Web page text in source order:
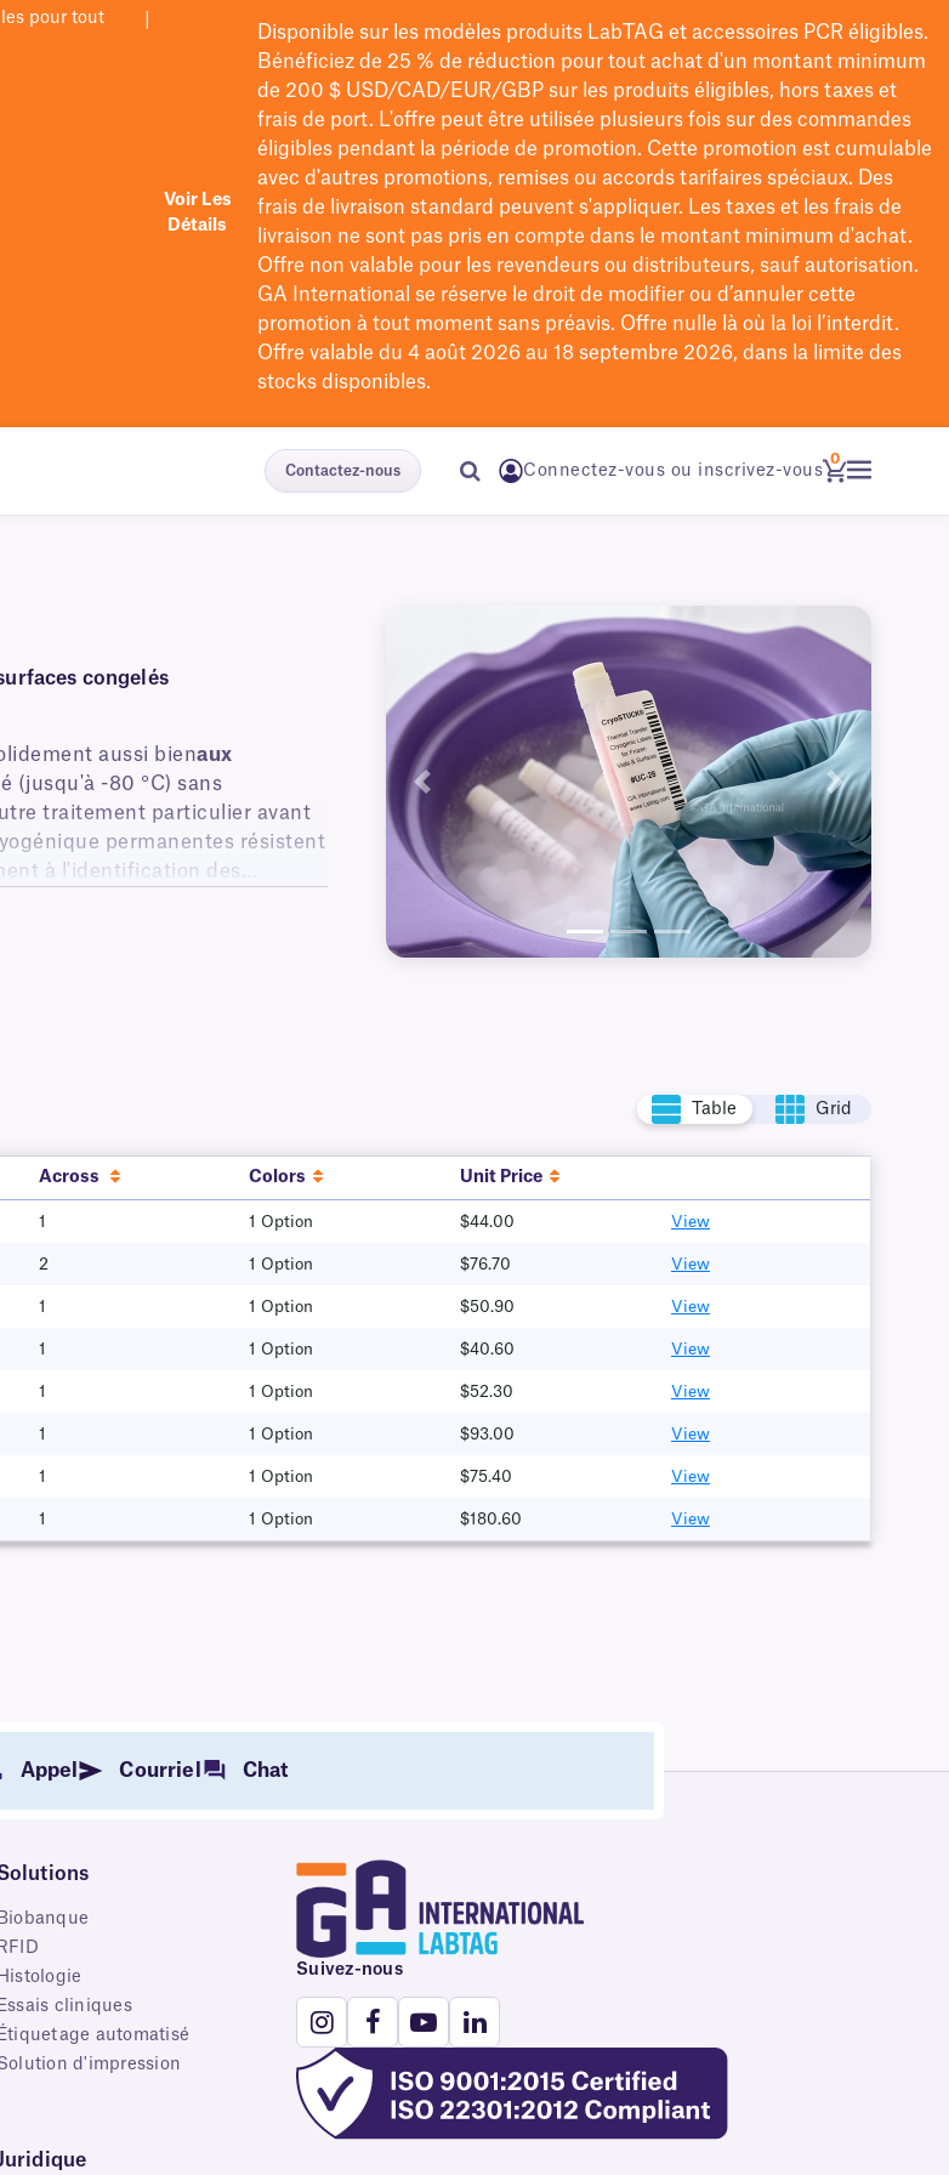
pour tout
Voir Les
Détails
Disponible sur les modèles produits LabTAG et accessoires PCR éligibles.
Bénéficiez de 25 % de réduction pour tout achat d'un montant minimum
de 200 $USD/CAD/EUR/GBPsur les produits éligibles, hors taxes et
frais de port. L'offre peut être utilisée plusieurs fois sur des commandes
éligibles pendant la période de promotion. Cette promotion est cumulable
avec d'autres promotions, remises ou accords tarifaires spéciaux. Des
frais de livraison standard peuvent s'appliquer. Les taxes et les frais de
livraison ne sont pas pris en compte dans le montant minimum d'achat.
Offre non valable pour les revendeurs ou distributeurs, sauf autorisation.
GA International se réserve le droit de modifierou d’annuler cette
promotion à tout moment sans préavis. Offre nulle là où la loi l’interdit.
Offre valable du 4 août 2026 au 18 septembre 2026, dans la limite des
stocks disponibles.
Contactez-nous Connectez-vous ou inscrivez-vous
0
congelés
aussi bienaux
(jusqu'à -80 °C) sans
traitement particulier avant
permanentes résistent
à l'identification des
immédiatement après leur
Précédent Suivant
Table Grid
Across Colors Unit Price
1 1 Option $44.00 View
2 1 Option $76.70 View
1 1 Option $50.90 View
1 1 Option $40.60 View
1 1 Option $52.30 View
1 1 Option $93.00 View
1 1 Option $75.40 View
1 1 Option $180.60 View
Appel Courriel Chat
Biobanque
RFID
Histologie
Essais cliniques
Étiquetage automatisé
d'impression
Suivez-nous